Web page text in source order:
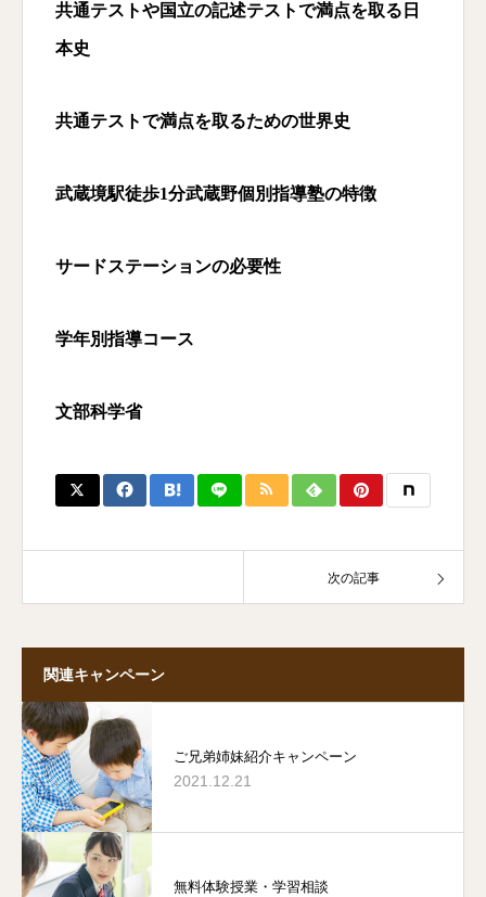
共通テストや国立の記述テストで満点を取る日
本史
共通テストで満点を取るための世界史
武蔵境駅徒歩1分武蔵野個別指導塾の特徴
サードステーションの必要性
学年別指導コース
文部科学省
次の記事
関連キャンペーン
ご兄弟姉妹紹介キャンペーン
2021.12.21
無料体験授業・学習相談